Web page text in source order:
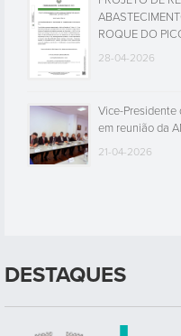
ROQUE DO
28-04-2026
Vice-Presidente
em reunião da
21-04-2026
DESTAQUES